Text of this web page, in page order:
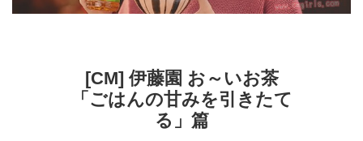
[CM] 伊藤園 お～いお茶
「ごはんの甘みを引きたて
る」篇